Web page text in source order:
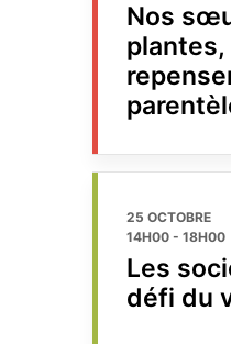
Nos
plantes,
25 OCTOBRE
14H00 - 18H00
Les
défi du